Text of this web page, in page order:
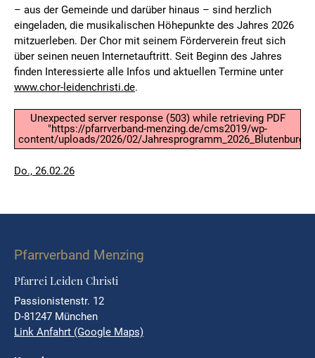
– aus der Gemeinde und darüber hinaus – sind herzlich
eingeladen, die musikalischen Höhepunkte des Jahres 2026
mitzuerleben. Der Chor mit seinem Förderverein freut sich
über seinen neuen Internetauftritt. Seit Beginn des Jahres
finden Interessierte alle Infos und aktuellen Termine unter
www.chor-leidenchristi.de.
Unexpected server response (503) while retrieving PDF
"https://pfarrverband-menzing.de/cms2019/wp-
content/uploads/2026/02/
Veröffentlicht
Do., 26.02.26
Pfarrverband Menzing
Pfarrei Leiden Christi
Passionistenstr. 12
D-81247 München
Link Anfahrt (Google Maps)